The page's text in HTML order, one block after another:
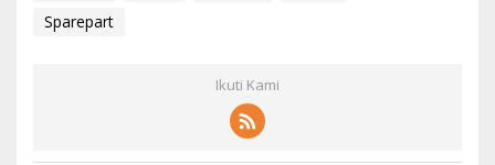
Sparepart
Ikuti Kami